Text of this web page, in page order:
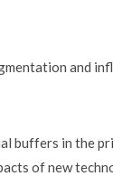
and
buffers in the
of new